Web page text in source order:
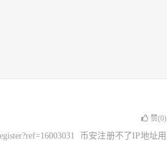
赞(0)
币安注册不了IP地址用